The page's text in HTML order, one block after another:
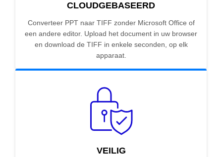
CLOUDGEBASEERD
Converteer PPT naar TIFF zonder Microsoft Office of
een andere editor. Upload het document in uw browser
en download de TIFF in enkele seconden, op elk
apparaat.
VEILIG